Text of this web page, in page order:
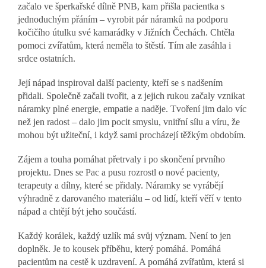
začalo ve šperkařské dílně PNB, kam přišla pacientka s
jednoduchým přáním – vyrobit pár náramků na podporu
kočičího útulku své kamarádky v Jižních Čechách. Chtěla
pomoci zvířatům, která neměla to štěstí. Tím ale zasáhla i
srdce ostatních.
Její nápad inspiroval další pacienty, kteří se s nadšením
přidali. Společně začali tvořit, a z jejich rukou začaly vznikat
náramky plné energie, empatie a naděje. Tvoření jim dalo víc
než jen radost – dalo jim pocit smyslu, vnitřní sílu a víru, že
mohou být užiteční, i když sami procházejí těžkým obdobím.
Zájem a touha pomáhat přetrvaly i po skončení prvního
projektu. Dnes se Pac a pusu rozrostl o nové pacienty,
terapeuty a dílny, které se přidaly. Náramky se vyrábějí
výhradně z darovaného materiálu – od lidí, kteří věří v tento
nápad a chtějí být jeho součástí.
Každý korálek, každý uzlík má svůj význam. Není to jen
doplněk. Je to kousek příběhu, který pomáhá. Pomáhá
pacientům na cestě k uzdravení. A pomáhá zvířatům, která si